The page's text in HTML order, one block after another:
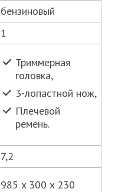
бензиновый
1
Триммерная
головка,
3-лопастной нож,
Плечевой
ремень.
7,2
985 x 300 x 230